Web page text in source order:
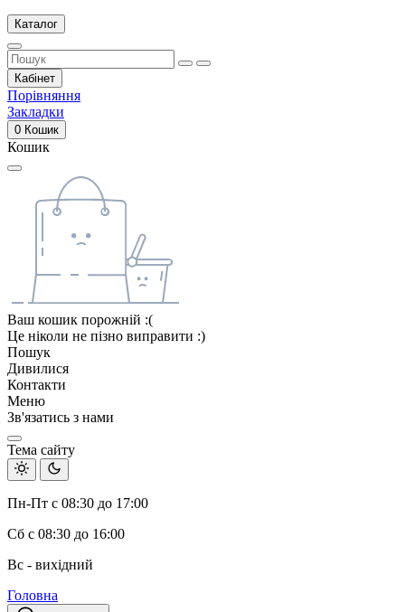
Каталог
Кабінет
Порівняння
Закладки
0 Кошик
Кошик
Ваш кошик порожній :(
Це ніколи не пізно виправити :)
Пошук
Дивилися
Контакти
Меню
Зв'язатись з нами
Тема сайту
Пн-Пт с 08:30 до 17:00
Сб с 08:30 до 16:00
Вс - вихідний
Головна